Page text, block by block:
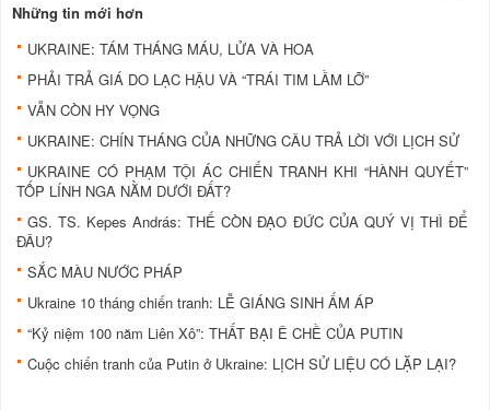
Những tin mới hơn
UKRAINE: TÁM THÁNG MÁU, LỬA VÀ HOA
PHẢI TRẢ GIÁ DO LẠC HẬU VÀ “TRÁI TIM LẦM LỠ”
VẪN CÒN HY VỌNG
UKRAINE: CHÍN THÁNG CỦA NHỮNG CÂU TRẢ LỜI VỚI LỊCH SỬ
UKRAINE CÓ PHẠM TỘI ÁC CHIẾN TRANH KHI “HÀNH QUYẾT”
TỐP LÍNH NGA NẰM DƯỚI ĐẤT?
GS. TS. Kepes András: THẾ CÒN ĐẠO ĐỨC CỦA QUÝ VỊ THÌ ĐỂ
ĐÂU?
SẮC MÀU NƯỚC PHÁP
Ukraine 10 tháng chiến tranh: LỄ GIÁNG SINH ẤM ÁP
“Kỷ niệm 100 năm Liên Xô”: THẤT BẠI Ê CHỀ CỦA PUTIN
Cuộc chiến tranh của Putin ở Ukraine: LỊCH SỬ LIỆU CÓ LẶP LẠI?